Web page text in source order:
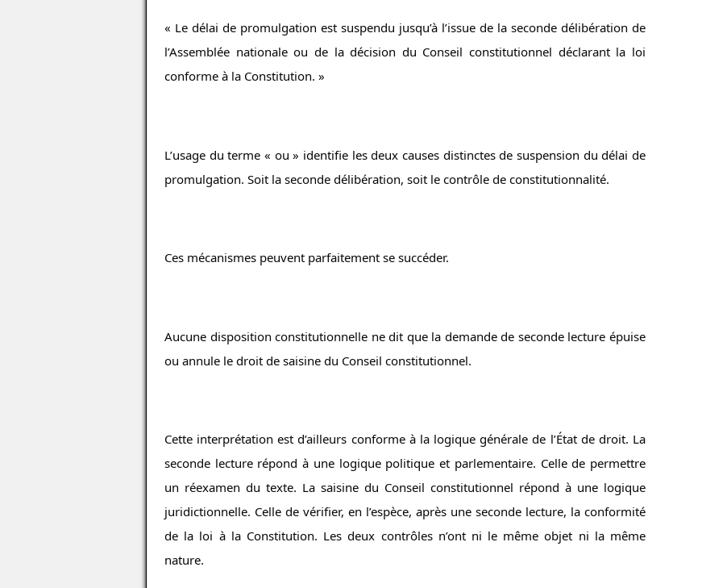
« Le délai de promulgation est suspendu jusqu’à l’issue de la seconde délibération de
l’Assemblée nationale ou de la décision du Conseil constitutionnel déclarant la loi
conforme à la Constitution. »
L’usage du terme « ou » identifie les deux causes distinctes de suspension du délai de
promulgation. Soit la seconde délibération, soit le contrôle de constitutionnalité.
Ces mécanismes peuvent parfaitement se succéder.
Aucune disposition constitutionnelle ne dit que la demande de seconde lecture épuise
ou annule le droit de saisine du Conseil constitutionnel.
Cette interprétation est d’ailleurs conforme à la logique générale de l’État de droit. La
seconde lecture répond à une logique politique et parlementaire. Celle de permettre
un réexamen du texte. La saisine du Conseil constitutionnel répond à une logique
juridictionnelle. Celle de vérifier, en l’espèce, après une seconde lecture, la conformité
de la loi à la Constitution. Les deux contrôles n’ont ni le même objet ni la même
nature.